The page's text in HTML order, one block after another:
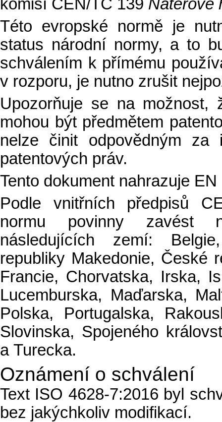
komisí CEN/TC 139 Nátěrové
Této evropské normě je
status národní normy, a to
schválením k přímému
v rozporu, je nutno zrušit
Upozorňuje se na možnost,
mohou být předmětem
nelze činit odpovědným za
patentových práv.
Tento dokument nahrazuje
Podle vnitřních předpisů
normu povinny zavést
následujících zemí:
republiky Makedonie, České
Francie, Chorvatska, Irska,
Lucemburska, Maďarska,
Polska, Portugalska,
Slovinska, Spojeného
a Turecka.
Oznámení o schválení
Text ISO 4628-7:2016 byl
bez jakýchkoliv modifikací.